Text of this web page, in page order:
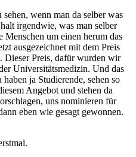
wenn man da selber was
irgendwie, was man selber
Menschen um einen herum das
ausgezeichnet mit dem Preis
Dieser Preis, dafür wurden wir
Universitätsmedizin. Und das
ja Studierende, sehen so
Angebot und stehen da
uns nominieren für
eben wie gesagt gewonnen.